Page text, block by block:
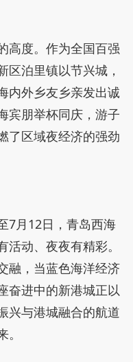
高度。作为全国百强
区泊里镇以节兴城，
内外乡友乡亲发出诚
宾朋举杯同庆，游子
了区域夜经济的强劲
7月12日，青岛西海
动、夜夜有精彩。
融，当蓝色海洋经济
奋进中的新港城正以
兴与港城融合的航道